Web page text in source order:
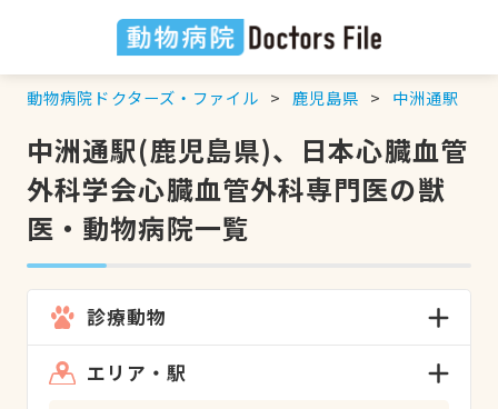
動物病院ドクターズ・ファイル 鹿児島県 中洲通駅
中洲通駅(鹿児島県)、日本心臓血管
外科学会心臓血管外科専門医の獣
医・動物病院一覧
診療動物
エリア・駅